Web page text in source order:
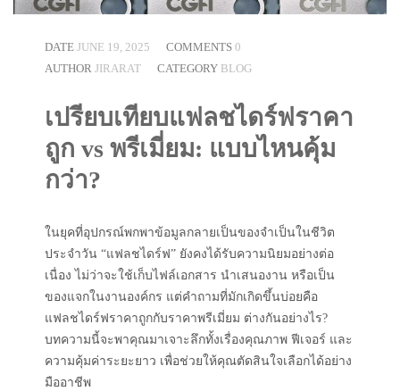
DATE JUNE 19, 2025 COMMENTS 0
AUTHOR JIRARAT CATEGORY BLOG
เปรียบเทียบแฟลชไดร์ฟราคา
ถูก vs พรีเมี่ยม: แบบไหนคุ้ม
กว่า?
ในยุคที่อุปกรณ์พกพาข้อมูลกลายเป็นของจำเป็นในชีวิต
ประจำวัน “แฟลชไดร์ฟ” ยังคงได้รับความนิยมอย่างต่อ
เนื่อง ไม่ว่าจะใช้เก็บไฟล์เอกสาร นำเสนองาน หรือเป็น
ของแจกในงานองค์กร แต่คำถามที่มักเกิดขึ้นบ่อยคือ
แฟลชไดร์ฟราคาถูกกับราคาพรีเมี่ยม ต่างกันอย่างไร?
บทความนี้จะพาคุณมาเจาะลึกทั้งเรื่องคุณภาพ ฟีเจอร์ และ
ความคุ้มค่าระยะยาว เพื่อช่วยให้คุณตัดสินใจเลือกได้อย่าง
มืออาชีพ